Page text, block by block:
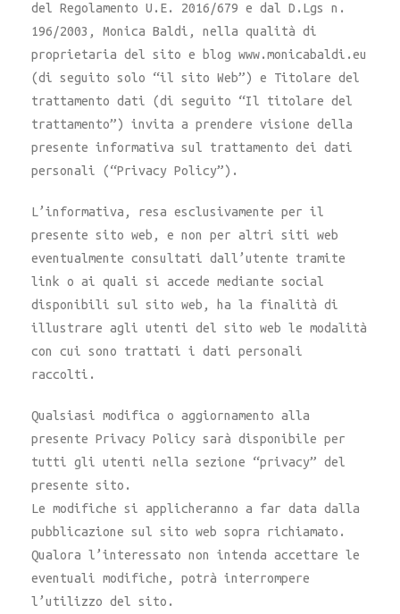
del Regolamento U.E. 2016/679 e dal D.Lgs n.
196/2003, Monica Baldi, nella qualità di
proprietaria del sito e blog www.monicabaldi.eu
(di seguito solo “il sito Web”) e Titolare del
trattamento dati (di seguito “Il titolare del
trattamento”) invita a prendere visione della
presente informativa sul trattamento dei dati
personali (“Privacy Policy”).
L’informativa, resa esclusivamente per il
presente sito web, e non per altri siti web
eventualmente consultati dall’utente tramite
link o ai quali si accede mediante social
disponibili sul sito web, ha la finalità di
illustrare agli utenti del sito web le modalità
con cui sono trattati i dati personali
raccolti.
Qualsiasi modifica o aggiornamento alla
presente Privacy Policy sarà disponibile per
tutti gli utenti nella sezione “privacy” del
presente sito.
Le modifiche si applicheranno a far data dalla
pubblicazione sul sito web sopra richiamato.
Qualora l’interessato non intenda accettare le
eventuali modifiche, potrà interrompere
l’utilizzo del sito.